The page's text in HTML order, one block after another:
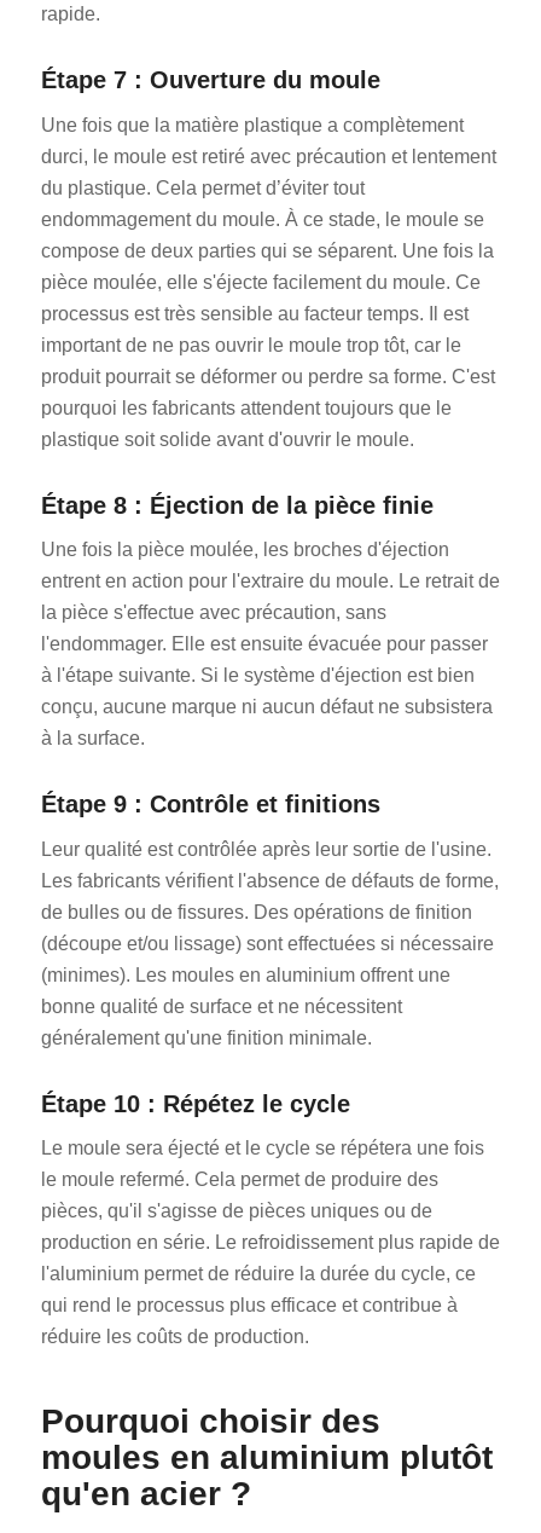
rapide.
Étape 7 : Ouverture du moule
Une fois que la matière plastique a complètement
durci, le moule est retiré avec précaution et lentement
du plastique. Cela permet d’éviter tout
endommagement du moule. À ce stade, le moule se
compose de deux parties qui se séparent. Une fois la
pièce moulée, elle s'éjecte facilement du moule. Ce
processus est très sensible au facteur temps. Il est
important de ne pas ouvrir le moule trop tôt, car le
produit pourrait se déformer ou perdre sa forme. C'est
pourquoi les fabricants attendent toujours que le
plastique soit solide avant d'ouvrir le moule.
Étape 8 : Éjection de la pièce finie
Une fois la pièce moulée, les broches d'éjection
entrent en action pour l'extraire du moule. Le retrait de
la pièce s'effectue avec précaution, sans
l'endommager. Elle est ensuite évacuée pour passer
à l'étape suivante. Si le système d'éjection est bien
conçu, aucune marque ni aucun défaut ne subsistera
à la surface.
Étape 9 : Contrôle et finitions
Leur qualité est contrôlée après leur sortie de l'usine.
Les fabricants vérifient l'absence de défauts de forme,
de bulles ou de fissures. Des opérations de finition
(découpe et/ou lissage) sont effectuées si nécessaire
(minimes). Les moules en aluminium offrent une
bonne qualité de surface et ne nécessitent
généralement qu'une finition minimale.
Étape 10 : Répétez le cycle
Le moule sera éjecté et le cycle se répétera une fois
le moule refermé. Cela permet de produire des
pièces, qu'il s'agisse de pièces uniques ou de
production en série. Le refroidissement plus rapide de
l'aluminium permet de réduire la durée du cycle, ce
qui rend le processus plus efficace et contribue à
réduire les coûts de production.
Pourquoi choisir des
moules en aluminium plutôt
qu'en acier ?